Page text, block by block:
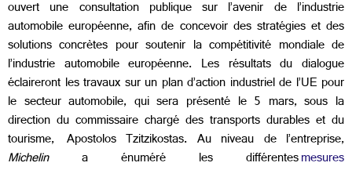
ouvert une consultation publique sur l’avenir de l’industrie
automobile européenne, afin de concevoir des stratégies et des
solutions concrètes pour soutenir la compétitivité mondiale de
l’industrie automobile européenne. Les résultats du dialogue
éclaireront les travaux sur un plan d’action industriel de l’UE pour
le secteur automobile, qui sera présenté le 5 mars, sous la
direction du commissaire chargé des transports durables et du
tourisme, Apostolos Tzitzikostas. Au niveau de l’entreprise,
Michelina énuméré les différentesmesures